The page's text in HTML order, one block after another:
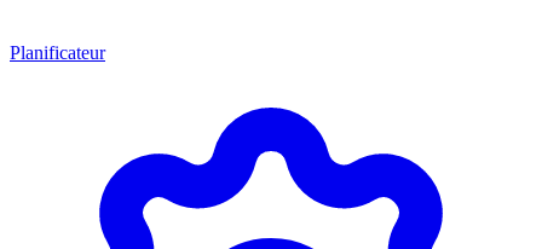
Planificateur